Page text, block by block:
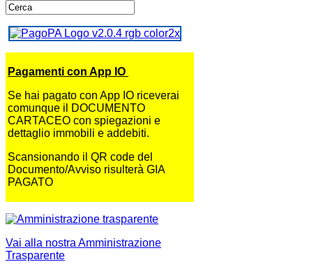
Pagamenti con App IO
Se hai pagato con App IO riceverai
comunque il DOCUMENTO
CARTACEO con spiegazioni e
dettaglio immobili e addebiti.
Scansionando il QR code del
Documento/Avviso risulterà GIA
PAGATO
Vai alla nostra Amministrazione
Trasparente